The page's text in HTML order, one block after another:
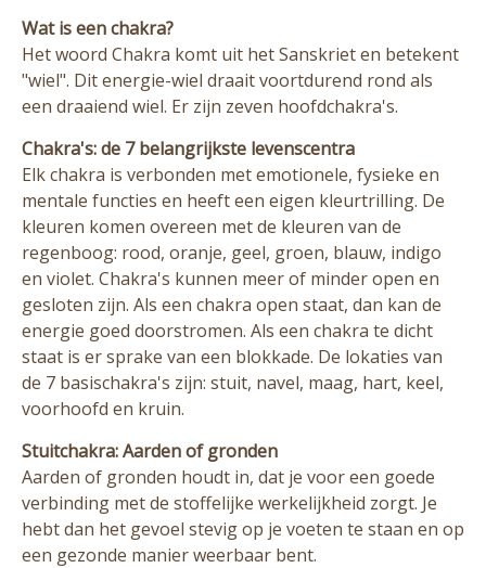
Wat is een chakra?
Het woord Chakra komt uit het Sanskriet en betekent
"wiel". Dit energie-wiel draait voortdurend rond als
een draaiend wiel. Er zijn zeven hoofdchakra's.
Chakra's: de 7 belangrijkste levenscentra
Elk chakra is verbonden met emotionele, fysieke en
mentale functies en heeft een eigen kleurtrilling. De
kleuren komen overeen met de kleuren van de
regenboog: rood, oranje, geel, groen, blauw, indigo
en violet. Chakra's kunnen meer of minder open en
gesloten zijn. Als een chakra open staat, dan kan de
energie goed doorstromen. Als een chakra te dicht
staat is er sprake van een blokkade. De lokaties van
de 7 basischakra's zijn: stuit, navel, maag, hart, keel,
voorhoofd en kruin.
Stuitchakra: Aarden of gronden
Aarden of gronden houdt in, dat je voor een goede
verbinding met de stoffelijke werkelijkheid zorgt. Je
hebt dan het gevoel stevig op je voeten te staan en op
een gezonde manier weerbaar bent.